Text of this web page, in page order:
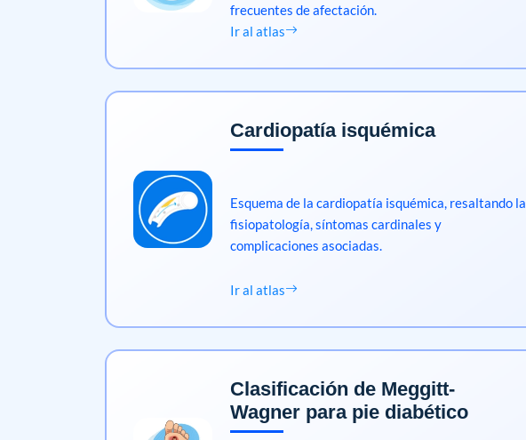
frecuentes de afectación.
Ir al atlas
Cardiopatía isquémica
Esquema de la cardiopatía isquémica, resaltando la
fisiopatología, síntomas cardinales y
complicaciones asociadas.
Ir al atlas
Clasificación de Meggitt-
Wagner para pie diabético